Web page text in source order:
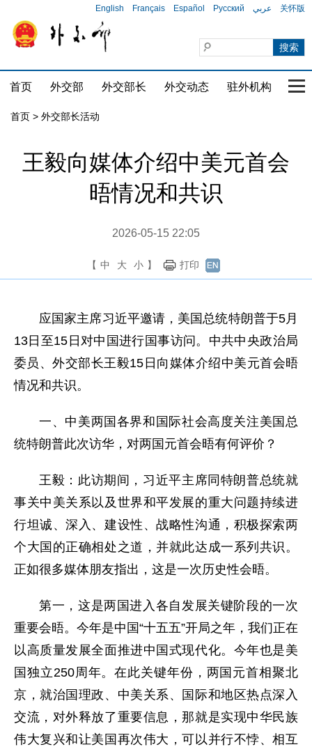
English Français Español Русский عربي 关怀版
首页 外交部 外交部长 外交动态 驻外机构 国
首页 > 外交部长活动
王毅向媒体介绍中美元首会
晤情况和共识
2026-05-15 22:05
【 中 大 小 】 打印
应国家主席习近平邀请，美国总统特朗普于5月
13日至15日对中国进行国事访问。中共中央政治局
委员、外交部长王毅15日向媒体介绍中美元首会晤
情况和共识。
一、中美两国各界和国际社会高度关注美国总
统特朗普此次访华，对两国元首会晤有何评价？
王毅：此访期间，习近平主席同特朗普总统就
事关中美关系以及世界和平发展的重大问题持续进
行坦诚、深入、建设性、战略性沟通，积极探索两
个大国的正确相处之道，并就此达成一系列共识。
正如很多媒体朋友指出，这是一次历史性会晤。
第一，这是两国进入各自发展关键阶段的一次
重要会晤。今年是中国“十五五”开局之年，我们正在
以高质量发展全面推进中国式现代化。今年也是美
国独立250周年。在此关键年份，两国元首相聚北
京，就治国理政、中美关系、国际和地区热点深入
交流，对外释放了重要信息，那就是实现中华民族
伟大复兴和让美国再次伟大，可以并行不悖、相互